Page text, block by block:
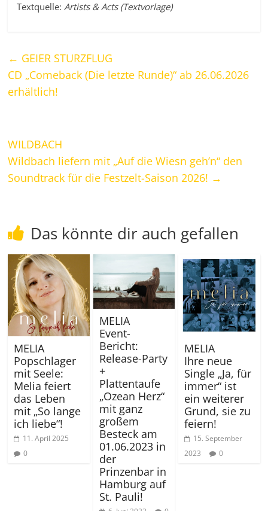
Textquelle:Artists & Acts (Textvorlage)
← GEIER STURZFLUG
CD „Comeback (Die letzte Runde)“ ab 26.06.2026
erhältlich!
WILDBACH
Wildbach liefern mit „Auf die Wiesn geh’n“ den
Soundtrack für die Festzelt-Saison 2026! →
Das könnte dir auch gefallen
MELIA
Popschlager
mit Seele:
Melia feiert
das Leben
mit „So lange
ich liebe“!
11. April 2025
0
MELIA
Event-
Bericht:
Release-Party
+
Plattentaufe
„Ozean Herz“
mit ganz
großem
Besteck am
01.06.2023 in
der
Prinzenbar in
Hamburg auf
St. Pauli!
MELIA
Ihre neue
Single „Ja, für
immer“ ist
ein weiterer
Grund, sie zu
feiern!
15. September
2023
0